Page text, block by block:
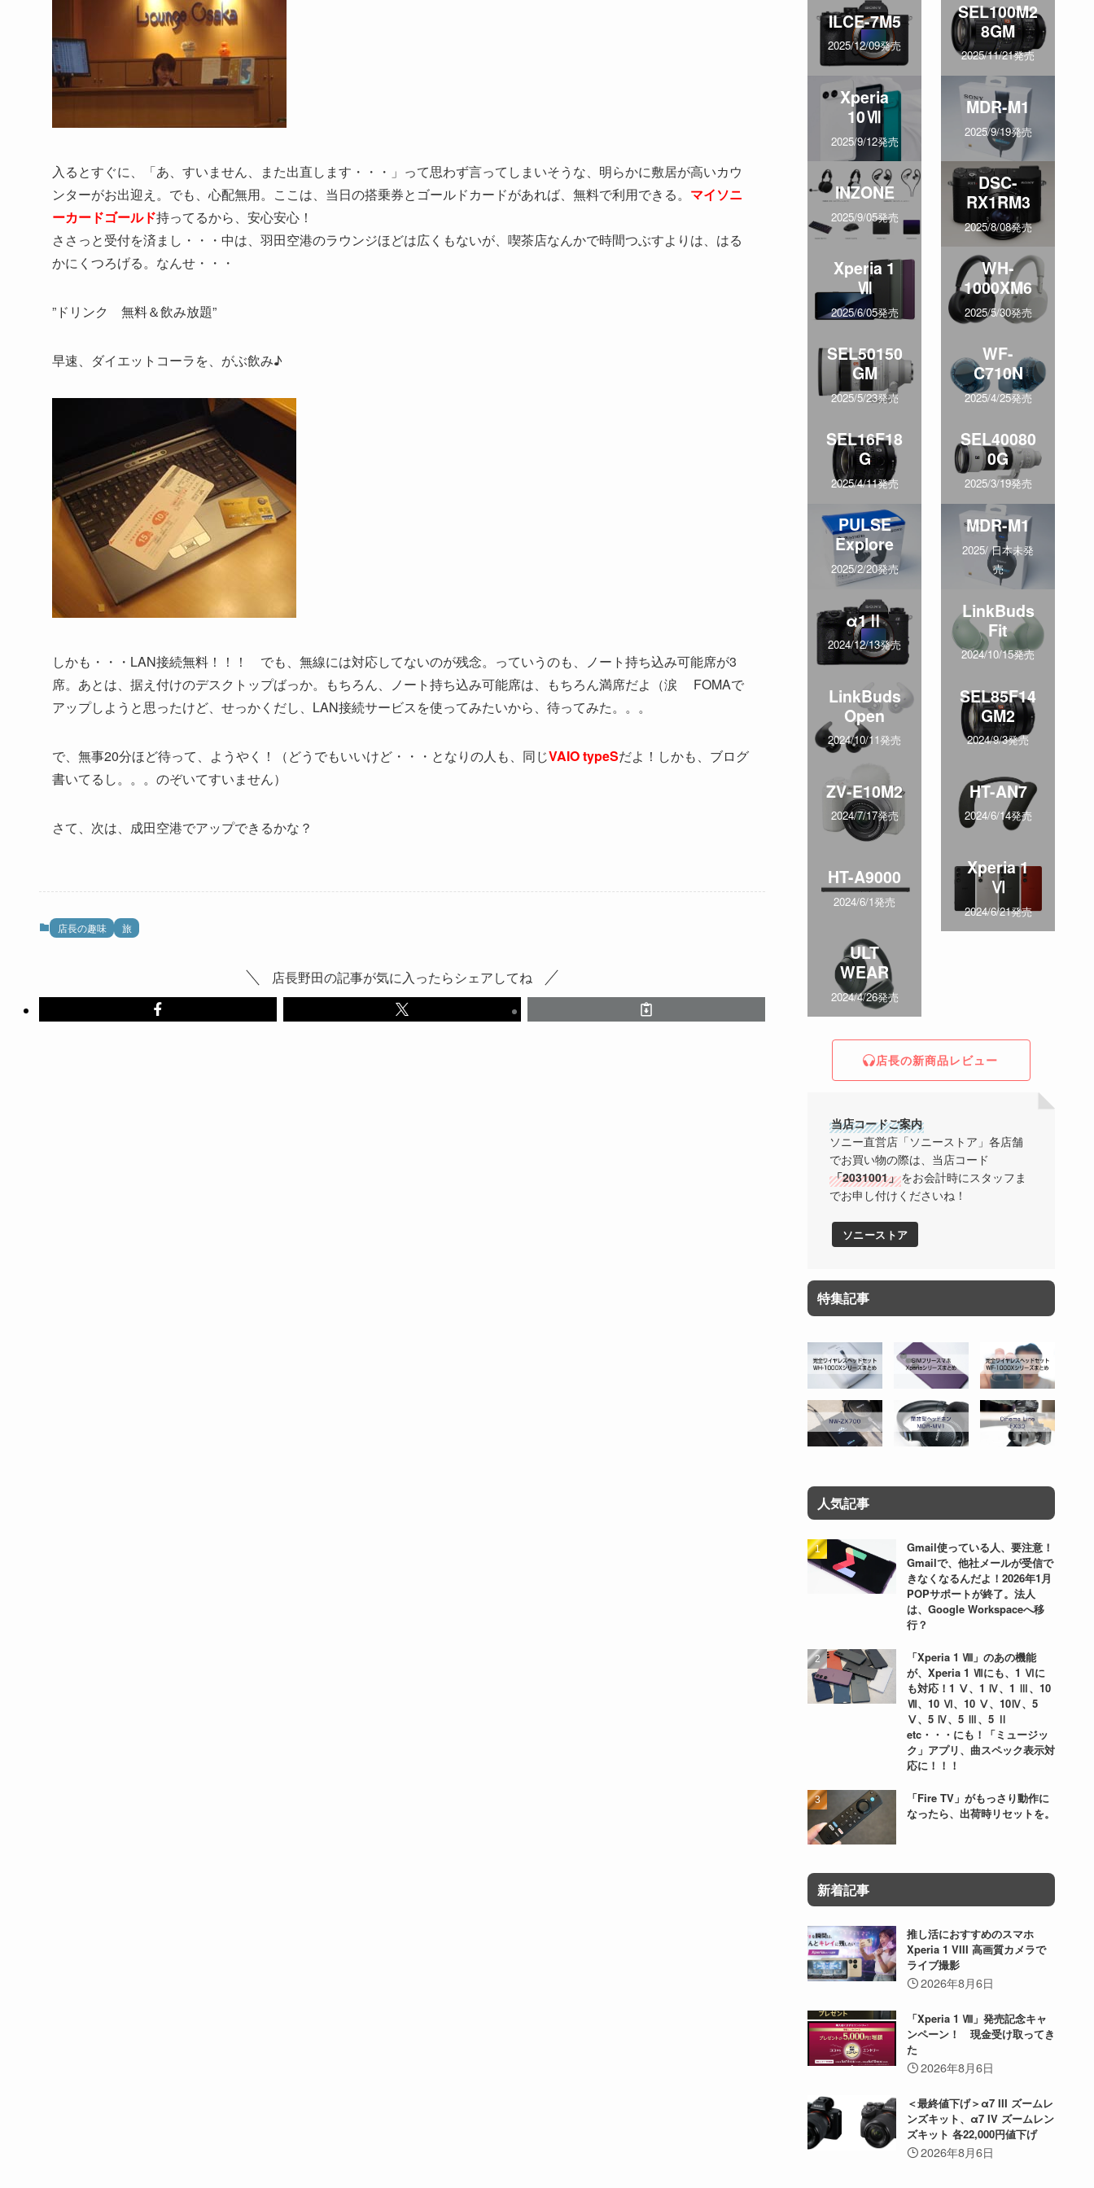
入るとすぐに、「あ、すいません、また出直します・・・」って思わず言ってしまいそうな、明らかに敷居が高いカウ
ンターがお出迎え。でも、心配無用。ここは、当日の搭乗券とゴールドカードがあれば、無料で利用できる。 マイソニ
ーカードゴールド持ってるから、安心安心！
ささっと受付を済まし・・・中は、羽田空港のラウンジほどは広くもないが、喫茶店なんかで時間つぶすよりは、はる
かにくつろげる。なんせ・・・
”ドリンク 無料＆飲み放題”
早速、ダイエットコーラを、がぶ飲み♪
しかも・・・LAN接続無料！！！ でも、無線には対応してないのが残念。っていうのも、ノート持ち込み可能席が3
席。あとは、据え付けのデスクトップばっか。もちろん、ノート持ち込み可能席は、もちろん満席だよ（涙 FOMAで
アップしようと思ったけど、せっかくだし、LAN接続サービスを使ってみたいから、待ってみた。。。
で、無事20分ほど待って、ようやく！（どうでもいいけど・・・となりの人も、同じVAIO typeSだよ！しかも、ブログ
書いてるし。。。のぞいてすいません）
さて、次は、成田空港でアップできるかな？
店長の趣味 旅
店長野田の記事が気に入ったらシェアしてね
ILCE-7M5
2025/12/09発売
SEL100M2
8GM
2025/11/21発売
Xperia
10Ⅶ
2025/9/12発売
MDR-M1
2025/9/19発売
INZONE
2025/9/05発売
DSC-
RX1RM3
2025/8/08発売
Xperia 1
Ⅶ
2025/6/05発売
WH-
1000XM6
2025/5/30発売
SEL50150
GM
2025/5/23発売
WF-
C710N
2025/4/25発売
SEL16F18
G
2025/4/11発売
SEL40080
0G
2025/3/19発売
PULSE
Explore
2025/2/20発売
MDR-M1
2025/ 日本未発
売
α1Ⅱ
2024/12/13発売
LinkBuds
Fit
2024/10/15発売
LinkBuds
Open
2024/10/11発売
SEL85F14
GM2
2024/9/3発売
ZV-E10M2
2024/7/17発売
HT-AN7
2024/6/14発売
HT-A9000
2024/6/1発売
Xperia 1
Ⅵ
2024/6/21発売
ULT
WEAR
2024/4/26発売
店長の新商品レビュー
当店コードご案内
ソニー直営店「ソニーストア」各店舗
でお買い物の際は、当店コード
「2031001」をお会計時にスタッフま
でお申し付けくださいね！
ソニーストア
特集記事
人気記事
Gmail使っている人、要注意！
Gmailで、他社メールが受信で
きなくなるんだよ！2026年1月
POPサポートが終了。法人
は、Google Workspaceへ移
行？
「Xperia 1 Ⅷ」のあの機能
が、Xperia 1 Ⅶにも、1 Ⅵに
も対応！1 Ⅴ、1 Ⅳ、1 Ⅲ、10
Ⅶ、10 Ⅵ、10 Ⅴ、10Ⅳ、5
Ⅴ、5 Ⅳ、5 Ⅲ、5 Ⅱ
etc・・・にも！「ミュージッ
ク」アプリ、曲スペック表示対
応に！！！
「Fire TV」がもっさり動作に
なったら、出荷時リセットを。
新着記事
推し活におすすめのスマホ
Xperia 1 VIII 高画質カメラで
ライブ撮影
2026年8月6日
「Xperia 1 Ⅷ」発売記念キャ
ンペーン！ 現金受け取ってき
た
2026年8月6日
＜最終値下げ＞α7 III ズームレ
ンズキット、α7 IV ズームレン
ズキット 各22,000円値下げ
2026年8月6日